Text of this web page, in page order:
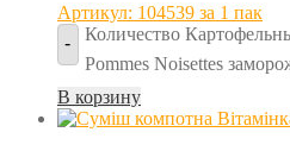
Артикул: 104539 за 1 пак
-
Количество
Pommes Noisettes
В корзину